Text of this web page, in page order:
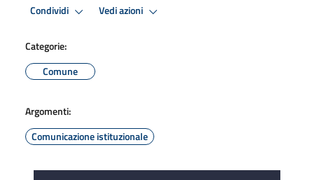
Condividi Vedi azioni
Categorie:
Comune
Argomenti:
Comunicazione istituzionale